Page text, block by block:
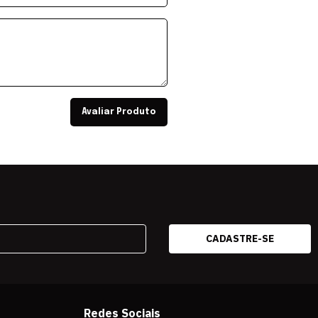
Avaliar Produto
Redes Sociais